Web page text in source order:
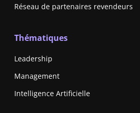
Réseau de partenaires revendeurs
Thématiques
Leadership
Management
Intelligence Artificielle